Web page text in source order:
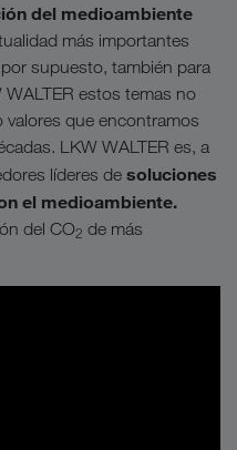
del medioambiente
más importantes
supuesto, también para
estos temas no
que encontramos
LKW WALTER es, a
líderes de soluciones
el medioambiente.
del CO2 de más